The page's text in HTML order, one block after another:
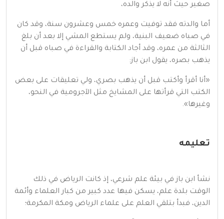
صغير حيث أنه لا يذكر والده،
أما والدته فقد توفيت وعمره خمس وعشرون سنة، وقد كان
في صباه ضعيف البنية، ولم يستطع المشي إلا بعد أن بلغ
الثالثة من عمره، وقد أجاد الكتابة والقراءة في صباه قبل أن
يذهب بصره، يقول ابن باز:
«أنا أقرأ وأكتب قبل أن يذهب بصري، ولي تعليقات على بعض
الكتب التي قرأتها على المشايخ مثل الآجرومية في النحو،
وغيرها».
تعليمه
نشأ ابن باز في بيئة علم شرعي، إذ كانت الرياض في ذلك
الوقت بلدة علم، يسكن فيها عدد كبير من كبار العلماء وأئمة
الدين، فبدأ بتلقي العلم على علماء الرياض ومكة المكرمة؛